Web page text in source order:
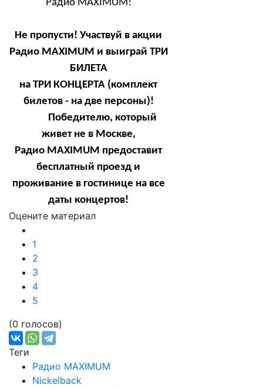
Радио MAXIMUM!
Не пропусти! Участвуй в акции
Радио MAXIMUM и выиграй ТРИ
БИЛЕТА
на ТРИ КОНЦЕРТА (комплект
билетов - на две персоны)!
Победителю, который
живет не в Москве,
Радио MAXIMUM предоставит
бесплатный проезд и
проживание в гостинице на все
даты концертов!
Оцените материал
1
2
3
4
5
(0 голосов)
Теги
Радио MAXIMUM
Nickelback